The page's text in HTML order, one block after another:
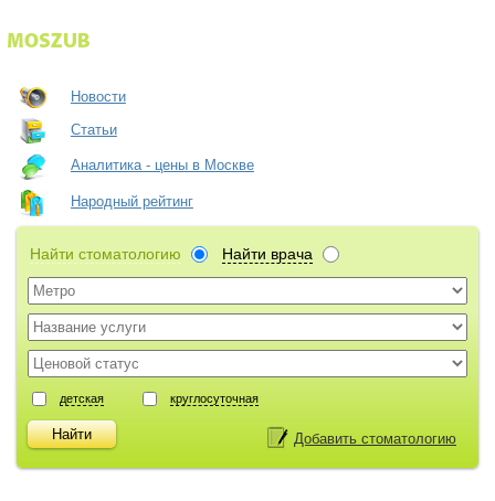
Новости
Статьи
Аналитика - цены в Москве
Народный рейтинг
Найти стоматологию Найти врача
детская круглосуточная
Добавить стоматологию